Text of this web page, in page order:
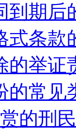
到期后
式条款
的举证
的常见
赏的刑